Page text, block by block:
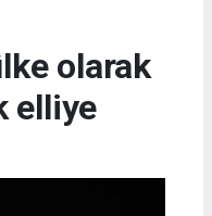
olarak
elliye